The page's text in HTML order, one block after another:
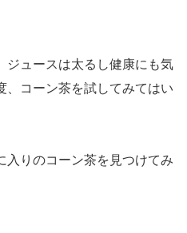
ジュースは太るし健康にも気
、コーン茶を試してみてはい
入りのコーン茶を見つけてみ